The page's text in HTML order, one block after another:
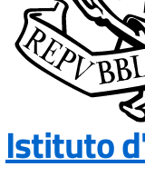
Istituto